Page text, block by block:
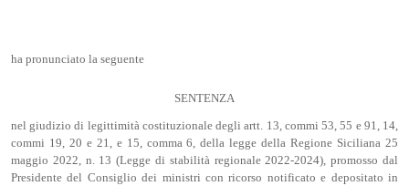
ha pronunciato la seguente
SENTENZA
nel giudizio di legittimità costituzionale degli artt. 13, commi 53, 55 e 91, 14,
commi 19, 20 e 21, e 15, comma 6, della legge della Regione Siciliana 25
maggio 2022, n. 13 (Legge di stabilità regionale 2022-2024), promosso dal
Presidente del Consiglio dei ministri con ricorso notificato e depositato in